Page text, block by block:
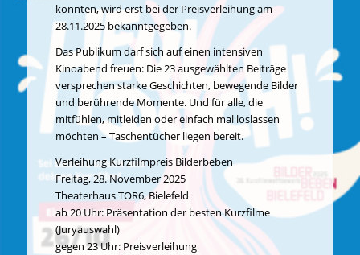
konnten, wird erst bei der Preisverleihung am
28.11.2025 bekanntgegeben.
Das Publikum darf sich auf einen intensiven
Kinoabend freuen: Die 23 ausgewählten Beiträge
versprechen starke Geschichten, bewegende Bilder
und berührende Momente. Und für alle, die
mitfühlen, mitleiden oder einfach mal loslassen
möchten –Taschentücher liegen bereit.
Verleihung Kurzfilmpreis Bilderbeben
Freitag, 28. November 2025
Theaterhaus TOR6, Bielefeld
ab 20 Uhr: Präsentation der besten Kurzfilme
(Juryauswahl)
gegen 23 Uhr: Preisverleihung